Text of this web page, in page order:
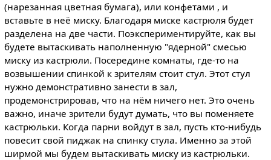
(нарезанная цветная бумага), или конфетами , и
вставьте в неё миску. Благодаря миске кастрюля будет
разделена на две части. Поэкспериментируйте, как вы
будете вытаскивать наполненную "ядерной" смесью
миску из кастрюли. Посередине комнаты, где-то на
возвышении спинкой к зрителям стоит стул. Этот стул
нужно демонстративно занести в зал,
продемонстрировав, что на нём ничего нет. Это очень
важно, иначе зрители будут думать, что вы поменяете
кастрюльки. Когда парни войдут в зал, пусть кто-нибудь
повесит свой пиджак на спинку стула. Именно за этой
ширмой мы будем вытаскивать миску из кастрюльки.